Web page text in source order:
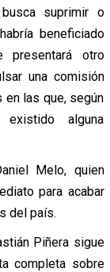
suprimir o
beneficiado
presentará otro
una comisión
las que, según
existido alguna
Melo, quien
para acabar
del país.
Piñera sigue
completa sobre